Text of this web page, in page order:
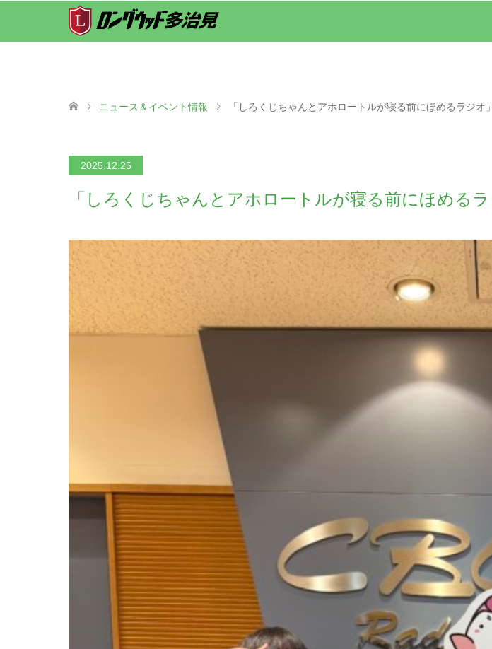
ニュース＆イベント情報 「しろくじちゃんとアホロートルが寝る前にほめるラジオ
2025.12.25
「しろくじちゃんとアホロートルが寝る前にほめる